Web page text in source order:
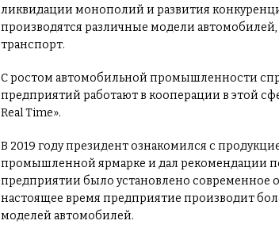
ликвидации монополий и развития
производятся различные модели
транспорт.
С ростом автомобильной промышленности
предприятий работают в кооперации в этой
Real Time».
В 2019 году президент ознакомился с
промышленной ярмарке и дал рекомендации
предприятии было установлено современное
настоящее время предприятие производит
моделей автомобилей.